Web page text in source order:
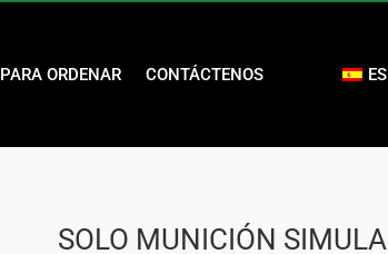
PARA ORDENAR CONTÁCTENOS ES
SOLO MUNICIÓN